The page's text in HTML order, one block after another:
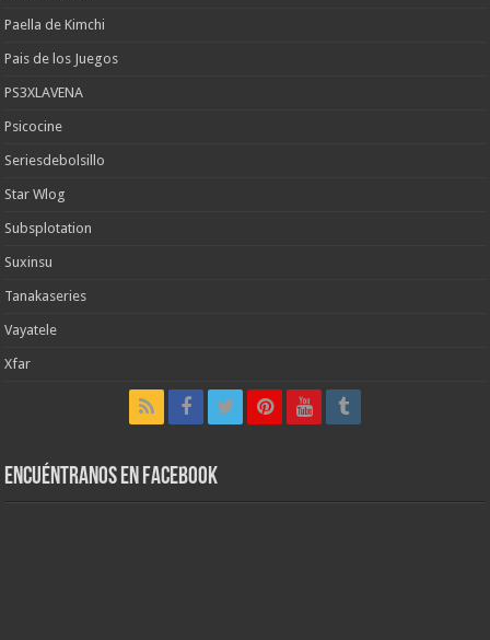
Paella de Kimchi
Pais de los Juegos
PS3XLAVENA
Psicocine
Seriesdebolsillo
Star Wlog
Subsplotation
Suxinsu
Tanakaseries
Vayatele
Xfar
Encuéntranos en Facebook